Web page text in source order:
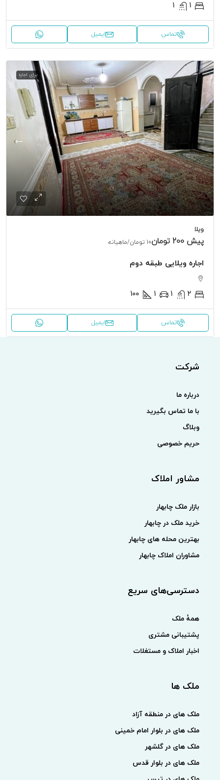
1
1
تماس ایمیل
برای اجاره
ویلا
پیش 200 تومان 10 تومان /ماهیانه
اجاره ویلایی طبقه دوم
2
1
1
100
تماس ایمیل
شرکت
درباره ما
با ما تماس بگیرید
وبلاگ
حریم خصوصی
مشاور املاک
بازار ملک چابهار
خرید ملک در چابهار
بهترین محله های چابهار
مشاوران املاک چابهار
دسترسی‌های سریع
همهٔ ملک
پشتیبانی مشتری
اخبار املاک و مستغلات
ملک ها
ملک های در منطقه آزاد
ملک های در بلوار امام خمینی
ملک های در گلشهر
ملک های در بلوار قدس